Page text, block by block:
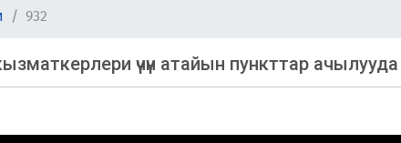
932
үчүн атайын пункттар ачылууда